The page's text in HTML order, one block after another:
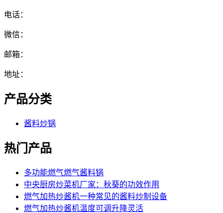
电话：
微信：
邮箱：
地址：
产品分类
酱料炒锅
热门产品
多功能燃气燃气酱料锅
中央厨房炒菜机厂家：秋葵的功效作用
燃气加热炒酱机一种常见的酱料炒制设备
燃气加热炒酱机温度可调升降灵活